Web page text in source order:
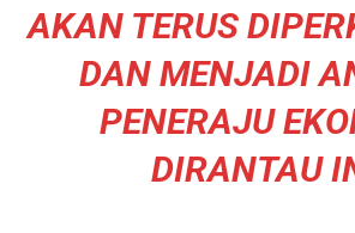
AKAN TERUS
DAN MENJADI
PENERAJU
DIRANTAU